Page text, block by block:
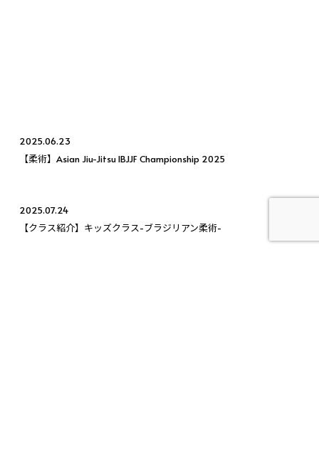
2025.06.23
【柔術】Asian Jiu-Jitsu IBJJF Championship 2025
2025.07.24
【クラス紹介】キッズクラス-ブラジリアン柔術-